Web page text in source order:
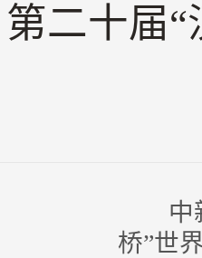
第二十届
中新
桥”世